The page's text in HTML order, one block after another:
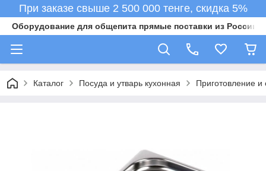
При заказе свыше 2 500 000 тенге, скидка 5%
Оборудование для общепита прямые поставки из России в
Каталог Посуда и утварь кухонная Приготовление